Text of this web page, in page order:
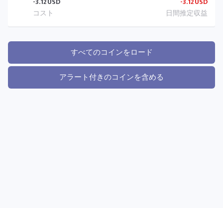
すべてのコインをロード
アラート付きのコインを含める